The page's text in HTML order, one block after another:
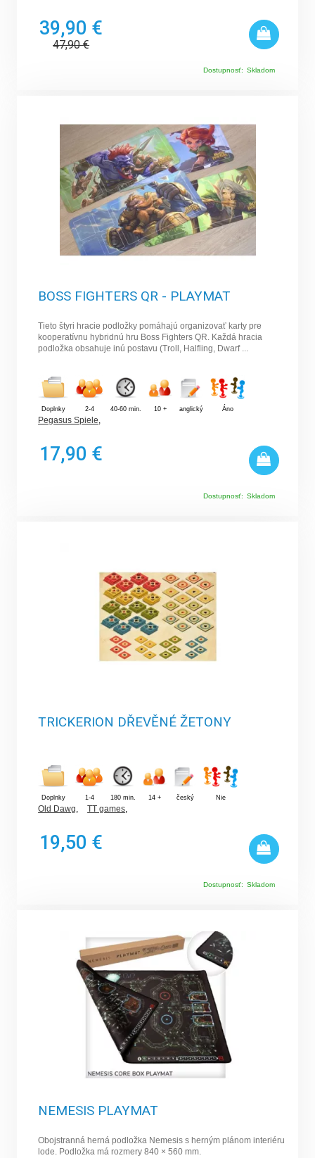
39,90 €
47,90€
Dostupnosť: Skladom
BOSS FIGHTERS QR - PLAYMAT
Tieto štyri hracie podložky pomáhajú organizovať karty pre
kooperatívnu hybridnú hru Boss Fighters QR. Každá hracia
podložka obsahuje inú postavu (Troll, Halfling, Dwarf ...
Doplnky 2-4 40-60 min. 10 + anglický Áno
Pegasus Spiele
17,90 €
Dostupnosť: Skladom
TRICKERION DŘEVĚNÉ ŽETONY
Doplnky 1-4 180 min. 14 + český Nie
Old Dawg, TT games,
19,50 €
Dostupnosť: Skladom
NEMESIS PLAYMAT
Obojstranná herná podložka Nemesis s herným plánom interiéru
lode. Podložka má rozmery 840 × 560 mm.